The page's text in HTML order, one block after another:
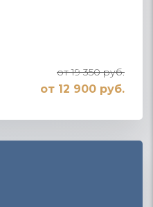
от 19 350 руб.
от 12 900 руб.